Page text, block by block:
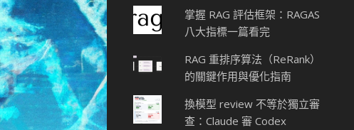
掌握 RAG 評估框架：RAGAS
八大指標一篇看完
RAG 重排序算法（ReRank）
的關鍵作用與優化指南
換模型 review 不等於獨立審
查：Claude 審 Codex